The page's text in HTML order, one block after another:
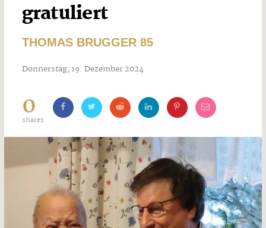
gratuliert
THOMAS BRUGGER 85
Donnerstag, 19. Dezember 2024
0
shares